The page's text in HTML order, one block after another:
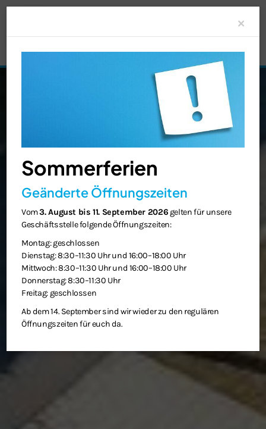
×
Sommerferien
Geänderte Öffnungszeiten
Vom3. August bis 11. September 2026 gelten für unsere
Geschäftsstelle folgende Öffnungszeiten:
Montag: geschlossen
Dienstag: 8:30–11:30 Uhr und 16:00–18:00 Uhr
Mittwoch: 8:30–11:30 Uhr und 16:00–18:00 Uhr
Donnerstag: 8:30–11:30 Uhr
Freitag: geschlossen
Ab dem 14. September sind wir wieder zu den regulären
Öffnungszeiten für euch da.